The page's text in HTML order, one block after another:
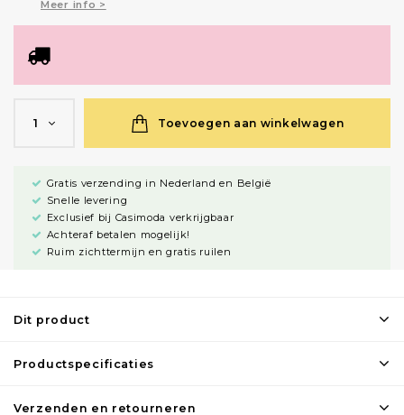
Meer info >
1 Toevoegen aan winkelwagen
Gratis verzending in Nederland en België
Snelle levering
Exclusief bij Casimoda verkrijgbaar
Achteraf betalen mogelijk!
Ruim zichttermijn en gratis ruilen
Dit product
Productspecificaties
Verzenden en retourneren